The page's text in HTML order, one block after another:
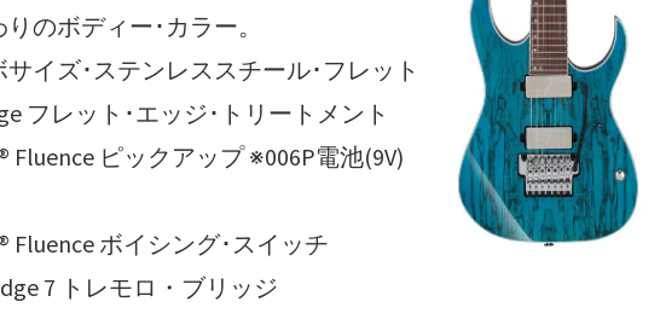
のボディー･カラー。
サイズ･ステンレススチール･フレット
フレット･エッジ･トリートメント
Fluence ピックアップ ※006P電池(9V)
Fluence ボイシング･スイッチ
7 トレモロ・ブリッジ